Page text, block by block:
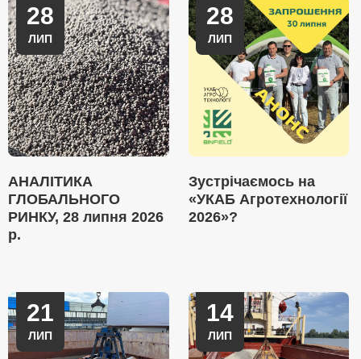
28
ЛИП
АНАЛІТИКА
ГЛОБАЛЬНОГО
РИНКУ, 28 липня 2026
р.
28
ЛИП
Зустрічаємось на
«УКАБ Агротехнології
2026»?
21
ЛИП
14
ЛИП